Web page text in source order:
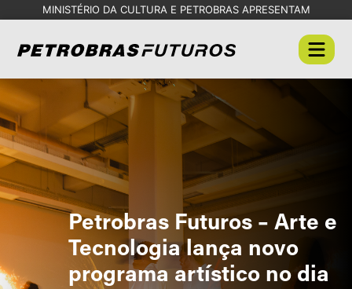
MINISTÉRIO DA CULTURA E PETROBRAS APRESENTAM
Petrobras Futuros – Arte e
Tecnologia lança novo
programa artístico no dia